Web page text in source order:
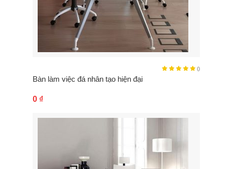
()
Bàn làm việc đá nhân tạo hiện đại
0 ₫